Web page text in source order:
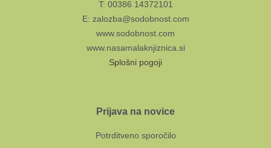
T: 00386 14372101
E: zalozba@sodobnost.com
www.sodobnost.com
www.nasamalaknjiznica.si
Splošni pogoji
Prijava na novice
Potrditveno sporočilo